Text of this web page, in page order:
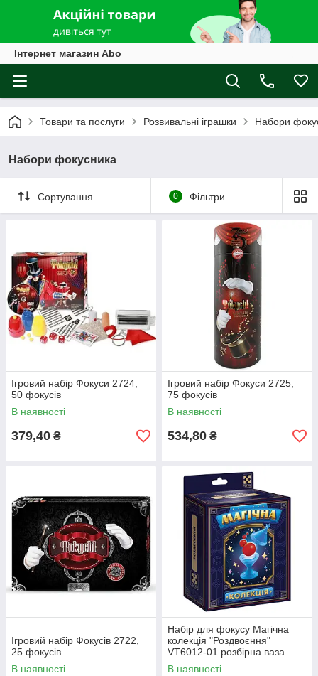
Інтернет магазин Abo
Товари та послуги Розвивальні іграшки Набори
Набори фокусника
Сортування 0 Фільтри
Ігровий набір Фокуси 2724,
50 фокусів
В наявності
379,40 ₴
Ігровий набір Фокуси 2725,
75 фокусів
В наявності
534,80 ₴
Ігровий набір Фокусів 2722,
25 фокусів
В наявності
Набір для фокусу Магічна
колекція "Роздвоєння"
VT6012-01 розбірна ваза
В наявності